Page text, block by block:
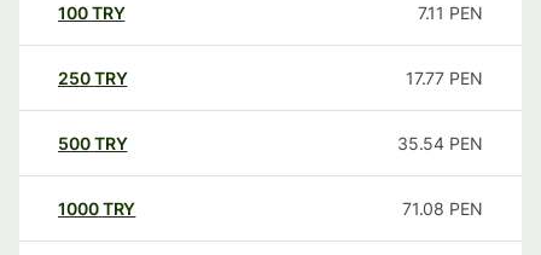
100TRY 7.11 PEN
250TRY 17.77 PEN
500TRY 35.54 PEN
1000TRY 71.08 PEN